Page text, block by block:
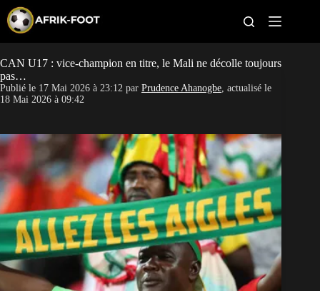
p
o
c
o
e
n
t
CAN féminine
Pays
Clubs
Classement
Paris sportifs
CAN U17 : vice-champion en titre, le Mali ne décolle toujours
pas…
Publié le 17 Mai 2026 à 23:12 par Prudence Ahanogbe, actualisé le
18 Mai 2026 à 09:42